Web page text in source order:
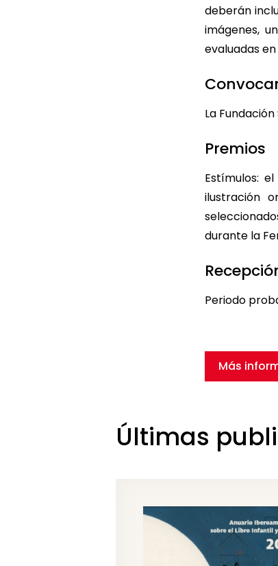
deberán
imágenes,
evaluadas
La
Premios
Estímulos:
ilustración
durante la
Periodo
Más
Últimas